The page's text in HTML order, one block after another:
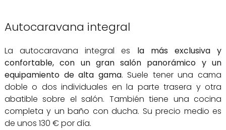
Autocaravana integral
La autocaravana integral es la más exclusiva y
confortable, con un gran salón panorámico y un
equipamiento de alta gama. Suele tener una cama
doble o dos individuales en la parte trasera y otra
abatible sobre el salón. También tiene una cocina
completa y un baño con ducha. Su precio medio es
de unos 130 € por día.